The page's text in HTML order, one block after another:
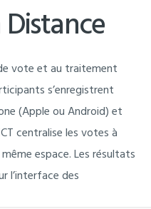
vote et au traitement
s’enregistrent
(Apple ou Android) et
centralise les votes à
espace. Les résultats
l’interface des